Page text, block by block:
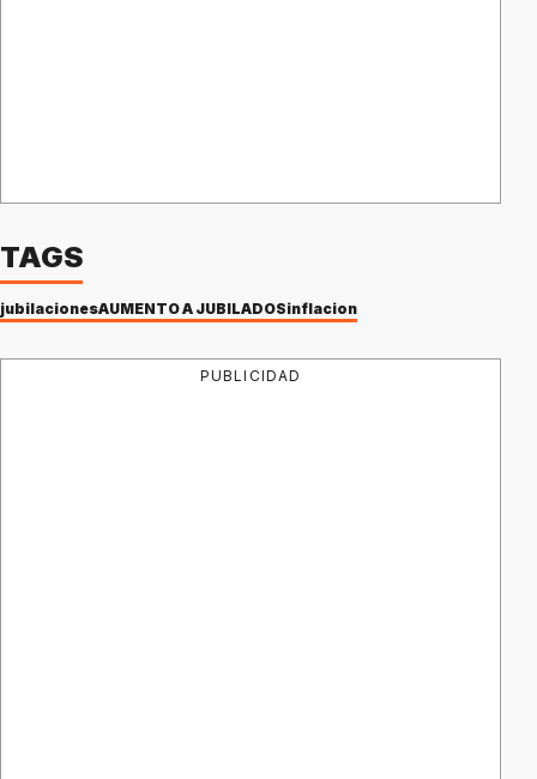
TAGS
jubilacionesAUMENTO A JUBILADOSinflacion
PUBLICIDAD